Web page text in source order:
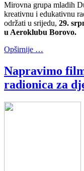
Mirovna grupa mladih
kreativnu i edukativnu
održati u srijedu, 29.
u Aeroklubu Borovo.
Opširnije …
Napravimo
radionica za